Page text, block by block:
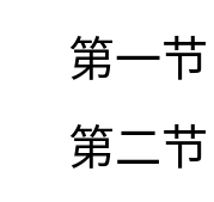
第一
第二